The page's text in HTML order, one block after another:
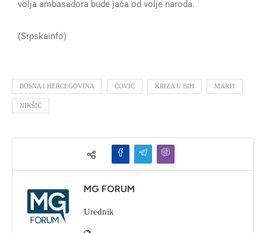
volja ambasadora bude jača od volje naroda.
(Srpskainfo)
BOSNA I HERCEGOVINA ČOVIĆ KRIZA U BIH MARFI
NIKŠIĆ
MG FORUM
Urednik